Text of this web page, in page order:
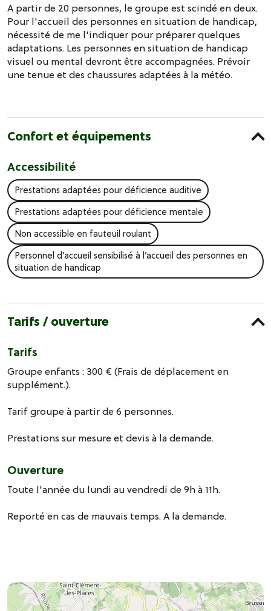
A partir de 20 personnes, le groupe est scindé en deux.
Pour l'accueil des personnes en situation de handicap,
nécessité de me l'indiquer pour préparer quelques
adaptations. Les personnes en situation de handicap
visuel ou mental devront être accompagnées. Prévoir
une tenue et des chaussures adaptées à la météo.
Confort et équipements
Accessibilité
Prestations adaptées pour déficience auditive
Prestations adaptées pour déficience mentale
Non accessible en fauteuil roulant
Personnel d’accueil sensibilisé à l’accueil des personnes en
situation de handicap
Tarifs / ouverture
Tarifs
Groupe enfants : 300 € (Frais de déplacement en
supplément.).
Tarif groupe à partir de 6 personnes.
Prestations sur mesure et devis à la demande.
Ouverture
Toute l'année du lundi au vendredi de 9h à 11h.
Reporté en cas de mauvais temps. A la demande.